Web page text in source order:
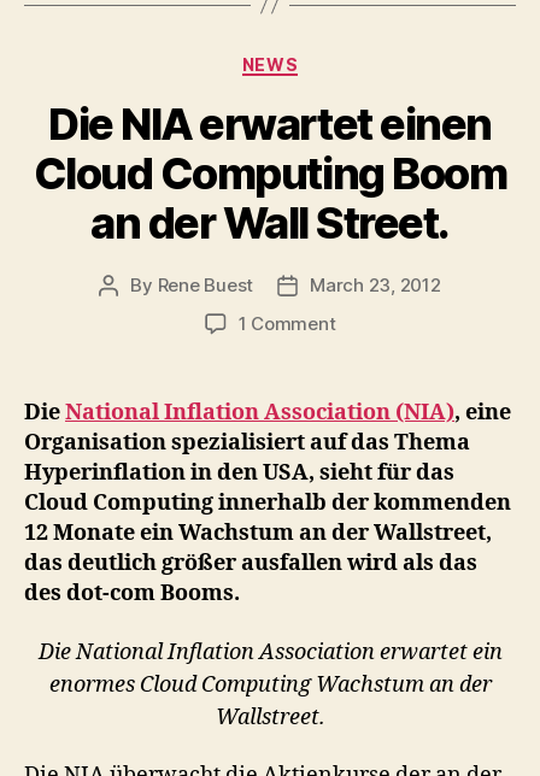
Categories
NEWS
Die NIA erwartet einen
Cloud Computing Boom
an der Wall Street.
Post
By Rene Buest
PostMarch 23, 2012
1 Commenton
erwartet
einen
Cloud
Computing
Boom
an
der
DieNational Inflation Association (NIA), eine
Organisation spezialisiert auf das Thema
Hyperinflation in den USA, sieht für das
Cloud Computing innerhalb der kommenden
12 Monate ein Wachstum an der Wallstreet,
das deutlich größer ausfallen wird als das
des dot-com Booms.
Die National Inflation Association erwartet ein
enormes Cloud Computing Wachstum an der
Wallstreet.